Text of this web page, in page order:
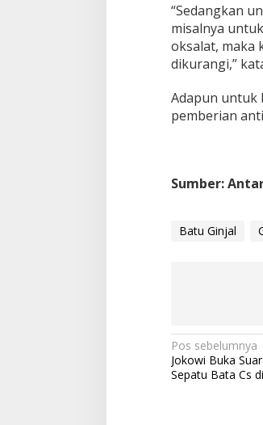
“Sedangkan
misalnya
oksalat, maka
dikurangi,”
Adapun untuk
pemberian
Sumber:
Batu Ginjal
N
a
Pos sebelumnya
Jokowi Buka
Sepatu Bata Cs